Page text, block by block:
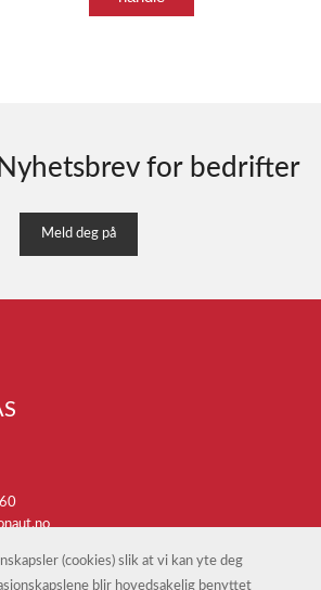
for bedrifter
Meld deg på
(cookies) slik at vi kan yte deg
blir hovedsakelig benyttet